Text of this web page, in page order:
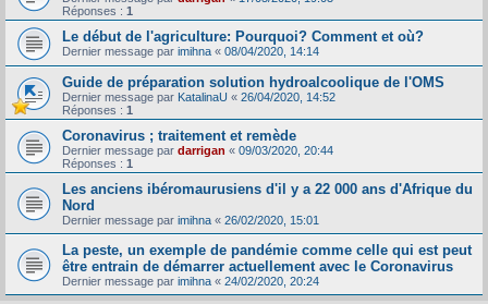
Réponses : 1
Le début de l'agriculture: Pourquoi? Comment et où?
Dernier message par imihna « 08/04/2020, 14:14
Guide de préparation solution hydroalcoolique de l'OMS
Dernier message par KatalinaU « 26/04/2020, 14:52
Réponses : 1
Coronavirus ; traitement et remède
Dernier message par darrigan « 09/03/2020, 20:44
Réponses : 1
Les anciens ibéromaurusiens d'il y a 22 000 ans d'Afrique du
Nord
Dernier message par imihna « 26/02/2020, 15:01
La peste, un exemple de pandémie comme celle qui est peut
être entrain de démarrer actuellement avec le Coronavirus
Dernier message par imihna « 24/02/2020, 20:24